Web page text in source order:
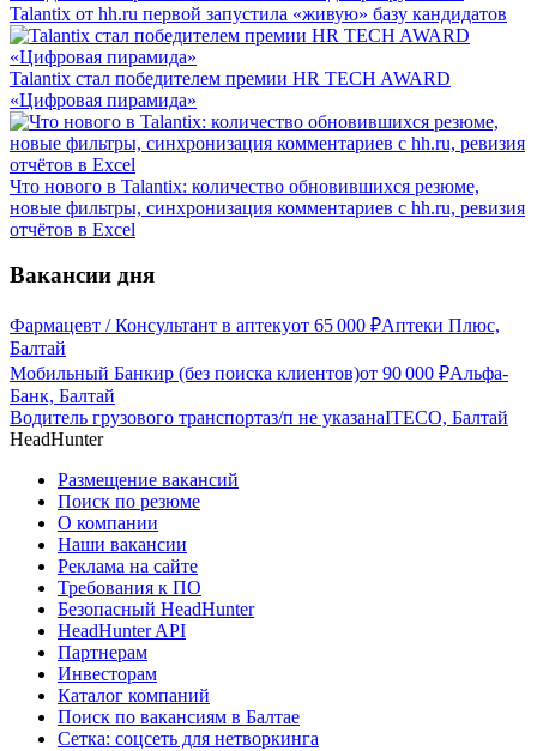
Talantix от hh.ru первой запустила «живую» базу кандидатов
Talantix cтал победителем премии HR TECH AWARD
«Цифровая пирамида»
Что нового в Talantix: количество обновившихся резюме,
новые фильтры, синхронизация комментариев с hh.ru, ревизия
отчётов в Excel
Вакансии дня
Фармацевт / Консультант в аптекуот 65 000 ₽Аптеки Плюс,
Балтай
Мобильный Банкир (без поиска клиентов)от 90 000 ₽Альфа-
Банк, Балтай
Водитель грузового транспортаз/п не указанаITECO, Балтай
HeadHunter
Размещение вакансий
Поиск по резюме
О компании
Наши вакансии
Реклама на сайте
Требования к ПО
Безопасный HeadHunter
HeadHunter API
Партнерам
Инвесторам
Каталог компаний
Поиск по вакансиям в Балтае
Сетка: соцсеть для нетворкинга